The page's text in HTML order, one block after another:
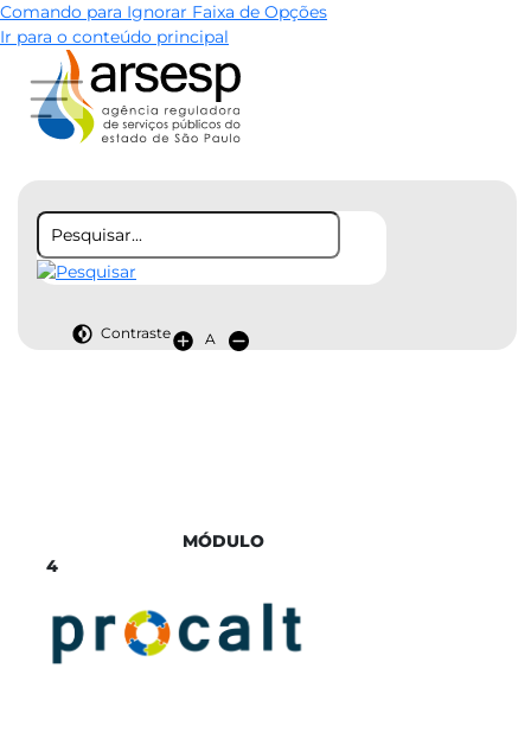
Comando para Ignorar Faixa de Opções
Ir para o conteúdo principal
Contraste A
MÓD​​ULO
4